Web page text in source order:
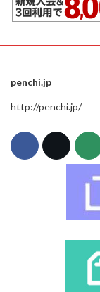
penchi.jp
http://penchi.jp/